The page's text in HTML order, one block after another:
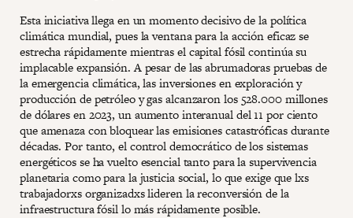
Esta iniciativa llega en un momento decisivo de la política
climática mundial, pues la ventana para la acción eficaz se
estrecha rápidamente mientras el capital fósil continúa su
implacable expansión. A pesar de las abrumadoras pruebas de
la emergencia climática, las inversiones en exploración y
producción de petróleo y gas alcanzaron los 528.000 millones
de dólares en 2023, un aumento interanual del 11 por ciento
que amenaza con bloquear las emisiones catastróficas durante
décadas. Por tanto, el control democrático de los sistemas
energéticos se ha vuelto esencial tanto para la supervivencia
planetaria como para la justicia social, lo que exige que lxs
trabajadorxs organizadxs lideren la reconversión de la
infraestructura fósil lo más rápidamente posible.